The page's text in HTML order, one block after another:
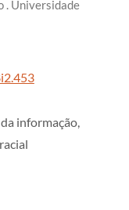
. Universidade
informação,